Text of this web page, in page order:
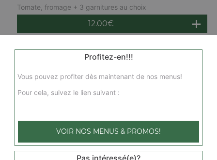
Tomate, fromage + 3 garnitures au choix
12.00€
2 pers à composer (4 garnitures)
Tomate, fromage + 5 garnitures au choix
14.00€
Profitez-en!!!
Vous pouvez profiter dès maintenant de nos menus!
Pour cela, suivez le lien suivant :
VOIR NOS MENUS & PROMOS!